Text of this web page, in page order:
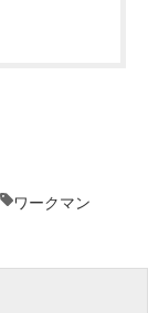
ワークマン